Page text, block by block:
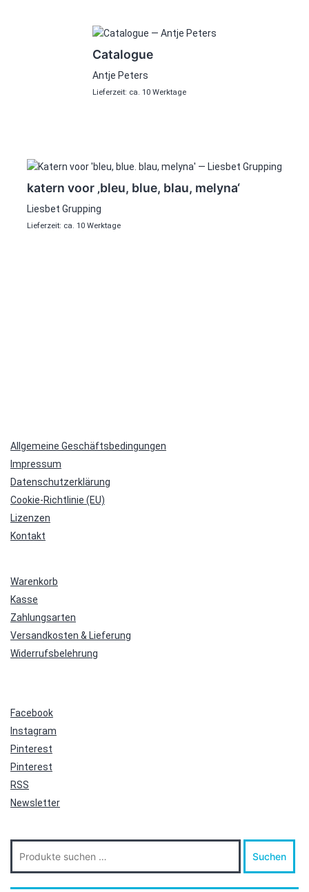
Catalogue
Antje Peters
Lieferzeit: ca. 10 Werktage
katern voor ‚bleu, blue, blau, melyna‘
Liesbet Grupping
Lieferzeit: ca. 10 Werktage
Allgemeine Geschäftsbedingungen
Impressum
Datenschutzerklärung
Cookie-Richtlinie (EU)
Lizenzen
Kontakt
Warenkorb
Kasse
Zahlungsarten
Versandkosten & Lieferung
Widerrufsbelehrung
Facebook
Instagram
Pinterest
Pinterest
RSS
Newsletter
Suche
nach:
Suchen